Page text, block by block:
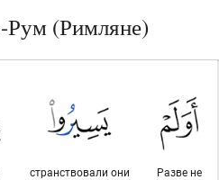
(Римляне)
Разве не
странствовали они